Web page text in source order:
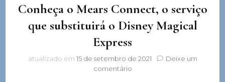
Conheça o Mears Connect, o serviço
que substituirá o Disney Magical
Express
atualizado em 15 de setembro de 2021
Deixe um
comentárioem